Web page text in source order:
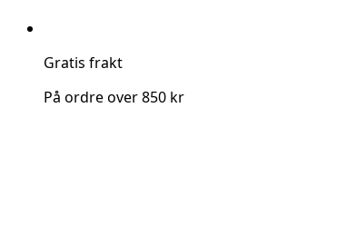
Gratis frakt
På ordre over 850 kr